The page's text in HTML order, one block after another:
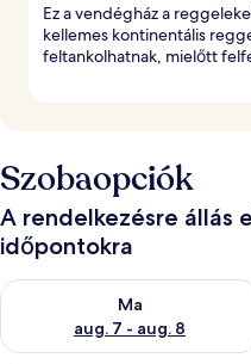
Ez a vendégház a
kellemes kontinentális
feltankolhatnak, mielőtt
Szobaopciók
A rendelkezésre állás
időpontokra
Ma
aug. 7 - aug. 8
A ma esti rendelkezésre állás